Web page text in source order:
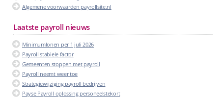
Algemene voorwaarden payrollsite.nl
Laatste payroll nieuws
Minimumlonen per 1 juli 2026
Payroll stabiele factor
Gemeenten stoppen met payroll
Payroll neemt weer toe
Strategiewijziging payroll bedrijven
Payse Payroll oplossing personeelstekort